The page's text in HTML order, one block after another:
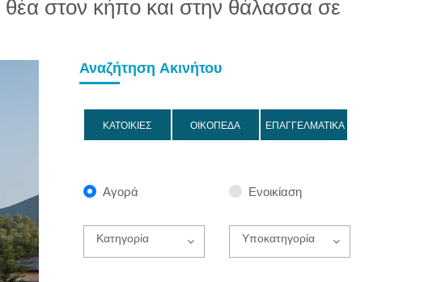
στον κήπο και στην θάλασσα σε
Αναζήτηση Ακινήτου
ΚΑΤΟΙΚΙΕΣ ΟΙΚΟΠΕΔΑ ΕΠΑΓΓΕΛΜΑΤΙΚΑ
Αγορά Ενοικίαση
Κατηγορία Υποκατηγορία